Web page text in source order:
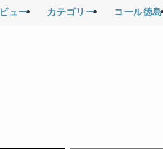
ュー カテゴリー コール徳島